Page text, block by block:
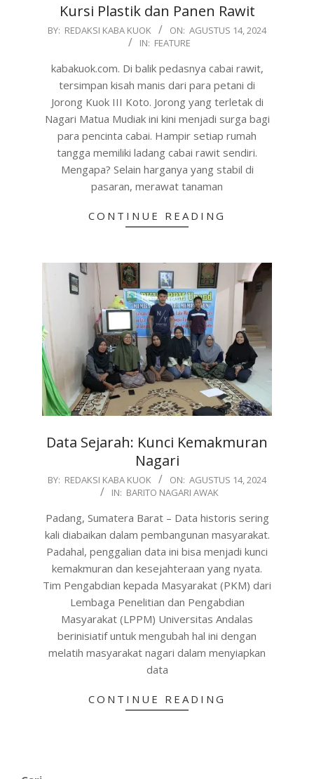
Kursi Plastik dan Panen Rawit
2024-
14
BY: REDAKSI KABA KUOK ON: AGUSTUS 14, 2024
IN: FEATURE
kabakuok.com. Di balik pedasnya cabai rawit,
tersimpan kisah manis dari para petani di
Jorong Kuok III Koto. Jorong yang terletak di
Nagari Matua Mudiak ini kini menjadi surga bagi
para pencinta cabai. Hampir setiap rumah
tangga memiliki ladang cabai rawit sendiri.
Mengapa? Selain harganya yang stabil di
pasaran, merawat tanaman
CONTINUE READING
Data Sejarah: Kunci Kemakmuran
Nagari
2024-
14
BY: REDAKSI KABA KUOK ON: AGUSTUS 14, 2024
IN: BARITO NAGARI AWAK
Padang, Sumatera Barat – Data historis sering
kali diabaikan dalam pembangunan masyarakat.
Padahal, penggalian data ini bisa menjadi kunci
kemakmuran dan kesejahteraan yang nyata.
Tim Pengabdian kepada Masyarakat (PKM) dari
Lembaga Penelitian dan Pengabdian
Masyarakat (LPPM) Universitas Andalas
berinisiatif untuk mengubah hal ini dengan
melatih masyarakat nagari dalam menyiapkan
data
CONTINUE READING